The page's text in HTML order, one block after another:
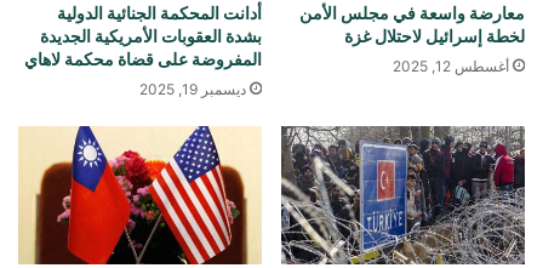
معارضة واسعة في مجلس الأمن
لخطة إسرائيل لاحتلال غزة
أغسطس 12, 2025
أدانت المحكمة الجنائية الدولية
بشدة العقوبات الأمريكية الجديدة
المفروضة على قضاة محكمة لاهاي
ديسمبر 19, 2025